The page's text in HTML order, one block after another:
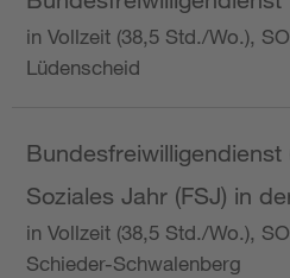
in Vollzeit (38,5 Std./Wo.),
Lüdenscheid
Bundesfreiwilligendienst
Soziales Jahr (FSJ) in
in Vollzeit (38,5 Std./Wo.),
Schieder-Schwalenberg